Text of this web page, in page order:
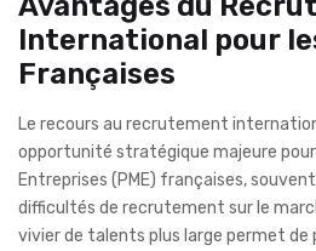
International pour
Françaises
Le recours au recrutement
opportunité stratégique majeure
Entreprises (PME) françaises,
difficultés de recrutement sur le
vivier de talents plus large permet de